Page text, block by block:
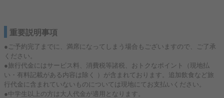
重要説明事項
●ご予約完了までに、満席になってしまう場合もございますので、ご了承
ください。
●旅行代金にはサービス料、消費税等諸税、おトクなポイント（現地払
い・有料記載がある内容は除く ）が含まれております。追加飲食など旅
行代金に含まれていないものについては現地にてお支払いください。
●中学生以上の方は大人代金が適用となります。